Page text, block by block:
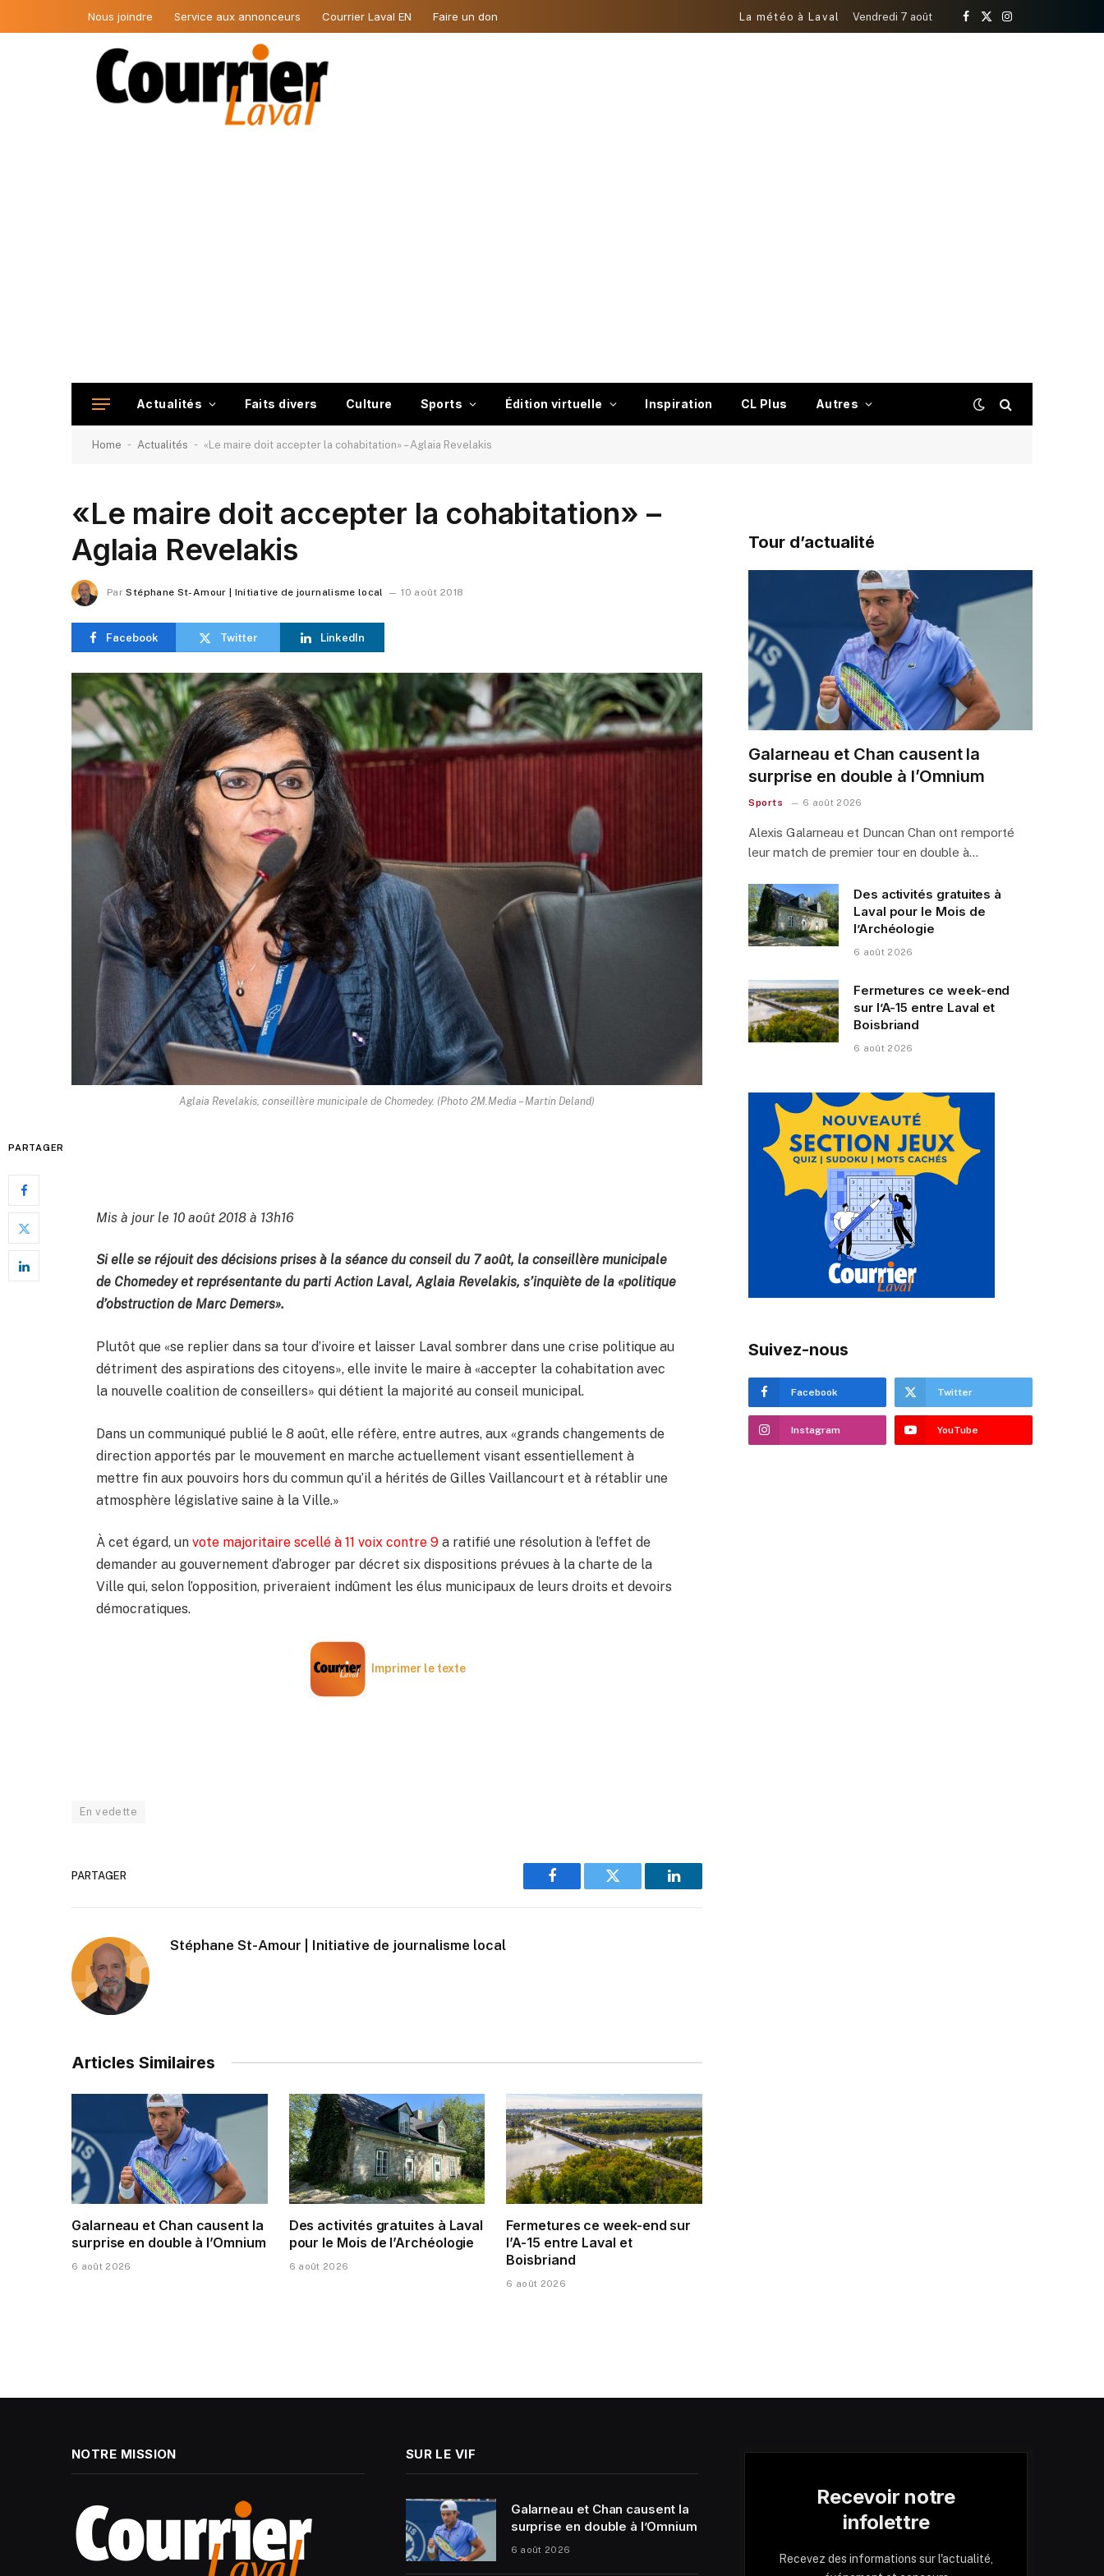
Nous joindre Service aux annonceurs Courrier Laval EN Faire un don La météo à Laval Vendredi 7 août
Facebook
X
Instagram
Actualités Faits divers Culture Sports Édition virtuelle Inspiration CL Plus Autres
Home - Actualités - «Le maire doit accepter la cohabitation» – Aglaia Revelakis
«Le maire doit accepter la cohabitation» –
Aglaia Revelakis
Par Stéphane St-Amour | Initiative de journalisme local 10 août 2018
Facebook Twitter LinkedIn
Aglaia Revelakis, conseillère municipale de Chomedey. (Photo 2M.Media – Martin Deland)
PARTAGER
Mis à jour le 10 août 2018 à 13h16
Si elle se réjouit des décisions prises à la séance du conseil du 7 août, la conseillère municipale
de Chomedey et représentante du parti Action Laval, Aglaia Revelakis, s’inquiète de la «politique
d’obstruction de Marc Demers».
Plutôt que «se replier dans sa tour d’ivoire et laisser Laval sombrer dans une crise politique au
détriment des aspirations des citoyens», elle invite le maire à «accepter la cohabitation avec
la nouvelle coalition de conseillers» qui détient la majorité au conseil municipal.
Dans un communiqué publié le 8 août, elle réfère, entre autres, aux «grands changements de
direction apportés par le mouvement en marche actuellement visant essentiellement à
mettre fin aux pouvoirs hors du commun qu’il a hérités de Gilles Vaillancourt et à rétablir une
atmosphère législative saine à la Ville.»
À cet égard, unvote majoritaire scellé à 11 voix contre 9 a ratifié une résolution à l’effet de
demander au gouvernement d’abroger par décret six dispositions prévues à la charte de la
Ville qui, selon l’opposition, priveraient indûment les élus municipaux de leurs droits et devoirs
démocratiques.
Imprimer le texte
En vedette
PARTAGER
Facebook Twitter LinkedIn
Stéphane St-Amour | Initiative de journalisme local
Articles Similaires
Galarneau et Chan causent la
surprise en double à l’Omnium
6 août 2026
Des activités gratuites à Laval
pour le Mois de l’Archéologie
6 août 2026
Fermetures ce week-end sur
l’A-15 entre Laval et
Boisbriand
6 août 2026
Tour d’actualité
Galarneau et Chan causent la
surprise en double à l’Omnium
Sports 6 août 2026
Alexis Galarneau et Duncan Chan ont remporté
leur match de premier tour en double à…
Des activités gratuites à
Laval pour le Mois de
l’Archéologie
6 août 2026
Fermetures ce week-end
sur l’A-15 entre Laval et
Boisbriand
6 août 2026
Suivez-nous
Facebook Twitter
Instagram YouTube
NOTRE MISSION SUR LE VIF
Galarneau et Chan causent la
surprise en double à l’Omnium
6 août 2026
Recevoir notre
infolettre
Recevez des informations sur l'actualité,